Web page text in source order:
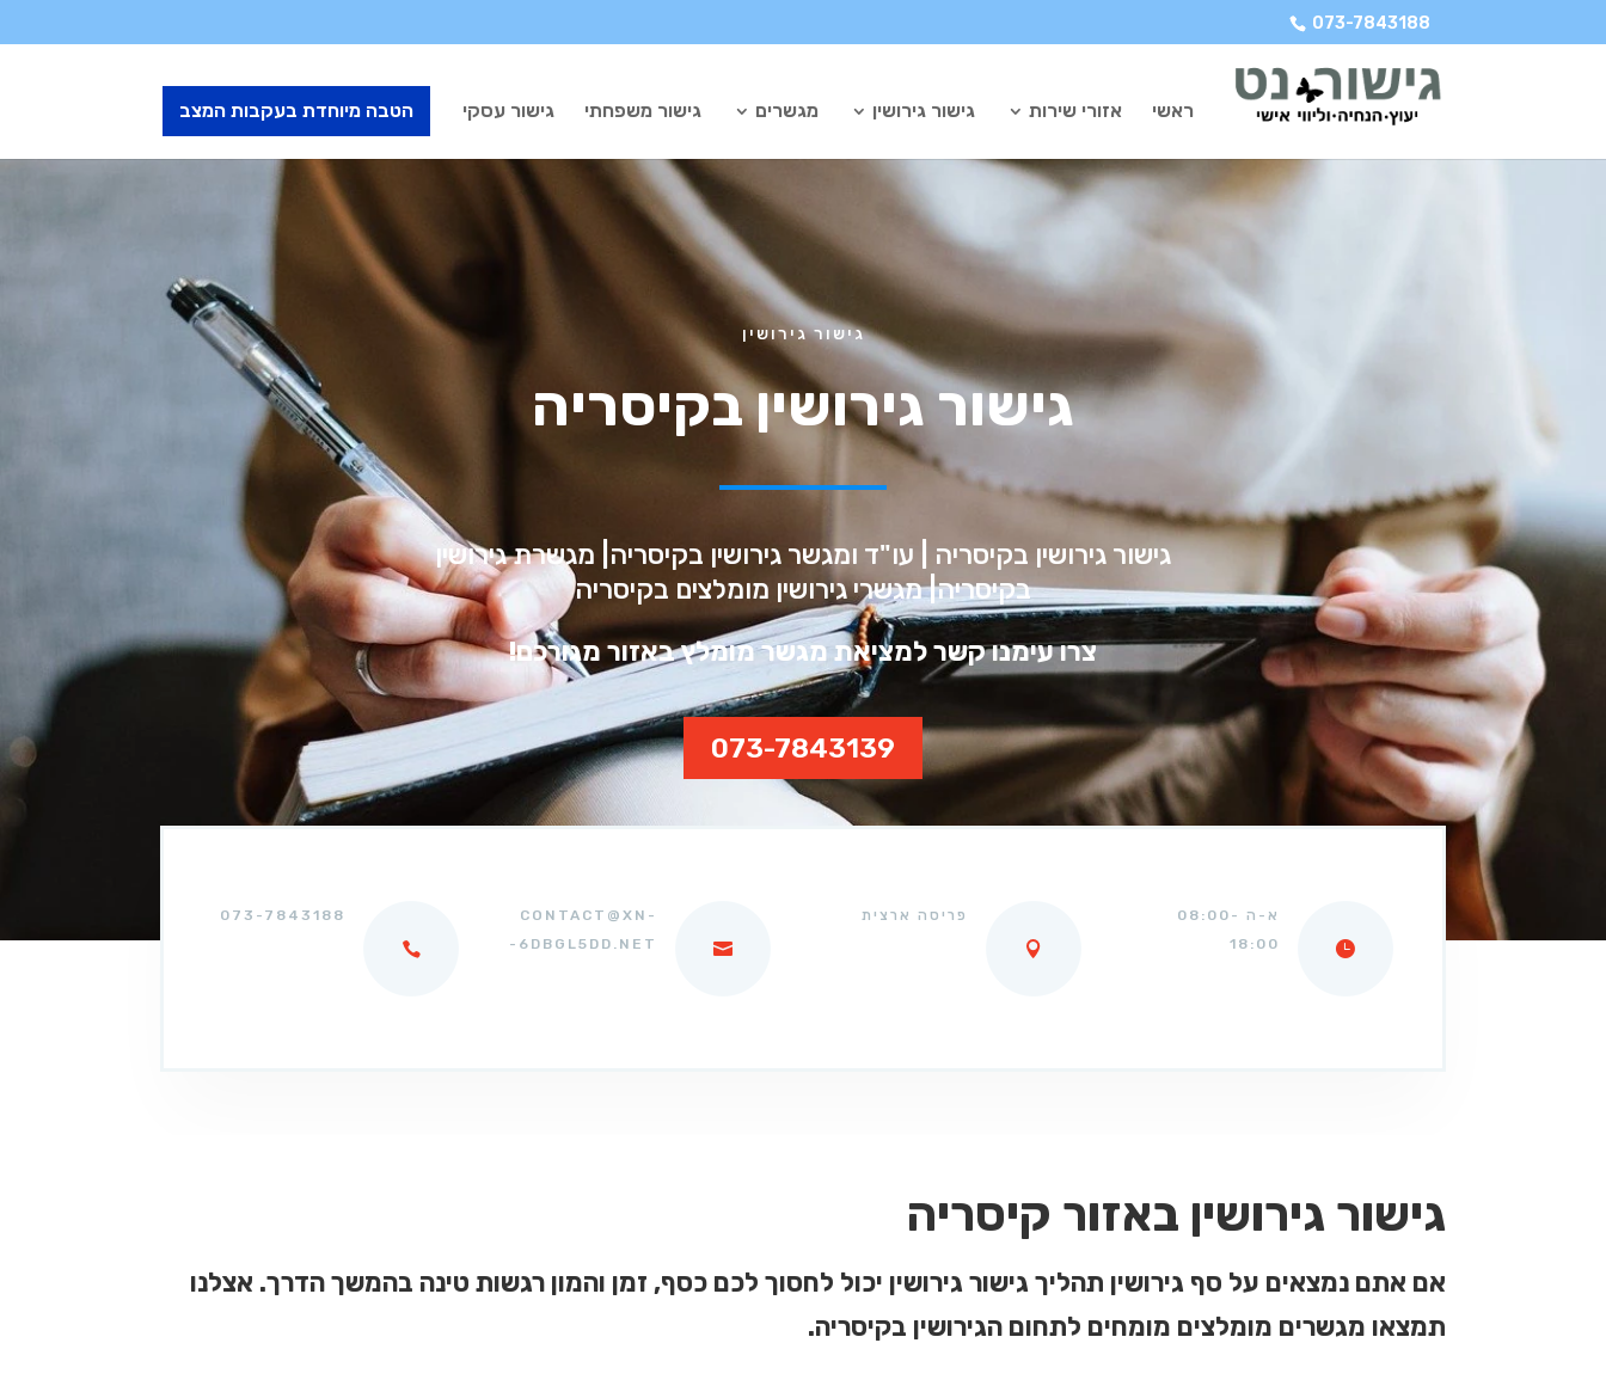
073-7843188
ראשי אזורי שירות גישור גירושין מגשרים גישור משפחתי גישור עסקי הטבה מיוחדת בעקבות המצב
גישור גירושין
גישור גירושין בקיסריה
גישור גירושין בקיסריה | עו"ד ומגשר גירושין בקיסריה| מגשרת גירושין
בקיסריה| מגשרי גירושין מומלצים בקיסריה
צרו עימנו קשר למציאת מגשר מומלץ באזור מגורכם!
073-7843139
073-7843188
CONTACT@XN-
-6DBGL5DD.NET
פריסה ארצית
א-ה 08:00-
18:00
גישור גירושין באזור קיסריה
אם אתם נמצאים על סף גירושין תהליך גישור גירושין יכול לחסוך לכם כסף, זמן והמון רגשות טינה בהמשך הדרך. אצלנו
תמצאו מגשרים מומלצים מומחים לתחום הגירושין בקיסריה.